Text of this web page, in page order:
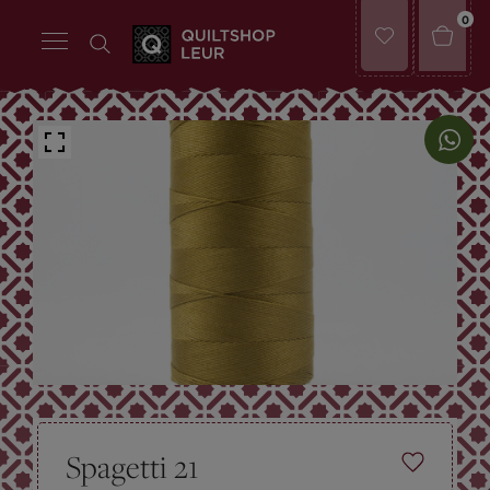
0
Spagetti 21